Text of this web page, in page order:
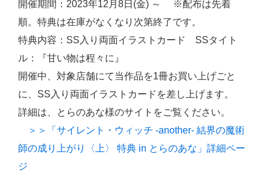
開催期間：2023年12月8日(金) ～ ※配布は先着
順。特典は在庫がなくなり次第終了です。
特典内容：SS入り両面イラストカード SSタイト
ル：『甘い物は程々に』
開催中、対象店舗にて当作品を1冊お買い上げごと
に、SS入り両面イラストカードを差し上げます。
詳細は、とらのあな様のサイトをご覧ください。
＞＞「サイレント・ウィッチ -another- 結界の魔術
師の成り上がり〈上〉 特典 in とらのあな」詳細ペー
ジ